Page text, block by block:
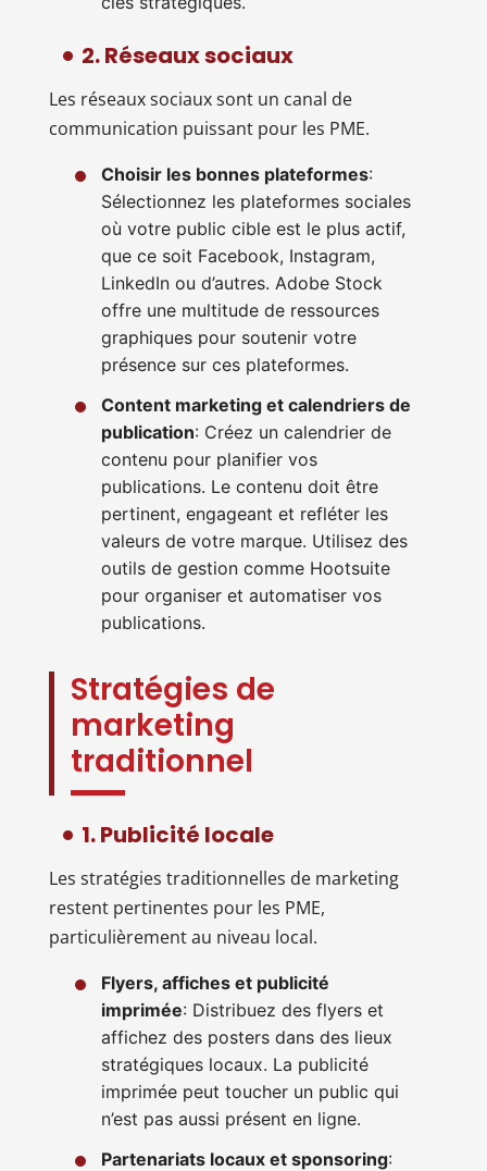
2. Réseaux sociaux
Les réseaux sociaux sont un canal de
communication puissant pour les PME.
Choisir les bonnes plateformes:
Sélectionnez les plateformes sociales
où votre public cible est le plus actif,
que ce soit Facebook, Instagram,
LinkedIn ou d’autres. Adobe Stock
offre une multitude de ressources
graphiques pour soutenir votre
présence sur ces plateformes.
Content marketing et calendriers de
publication: Créez un calendrier de
contenu pour planifier vos
publications. Le contenu doit être
pertinent, engageant et refléter les
valeurs de votre marque. Utilisez des
outils de gestion comme Hootsuite
pour organiser et automatiser vos
publications.
Stratégies de
marketing
traditionnel
1. Publicité locale
Les stratégies traditionnelles de marketing
restent pertinentes pour les PME,
particulièrement au niveau local.
Flyers, affiches et publicité
imprimée: Distribuez des flyers et
affichez des posters dans des lieux
stratégiques locaux. La publicité
imprimée peut toucher un public qui
n’est pas aussi présent en ligne.
Partenariats locaux et sponsoring: